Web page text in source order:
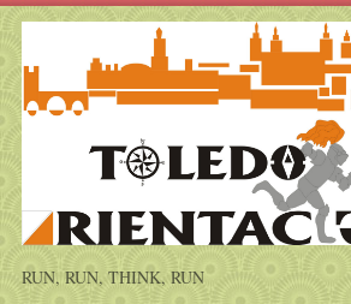
RUN, RUN, THINK, RUN